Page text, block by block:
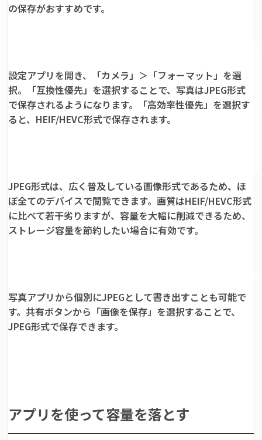
の保存がおすすめです。
設定アプリを開き、「カメラ」＞「フォーマット」を選
択。「互換性優先」を選択することで、写真はJPEG形式
で保存されるようになります。「高効率性優先」を選択す
ると、HEIF/HEVC形式で保存されます。
JPEG形式は、広く普及している画像形式であるため、ほ
ぼ全てのデバイスで閲覧できます。画質はHEIF/HEVC形式
に比べて若干劣りますが、容量を大幅に削減できるため、
ストレージ容量を節約したい場合に有効です。
写真アプリから個別にJPEGとして書き出すことも可能で
す。共有ボタンから「画像を保存」を選択することで、
JPEG形式で保存できます。
アプリを使って容量を落とす